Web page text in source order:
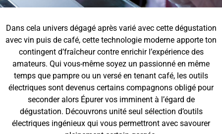
Dans cela univers dégagé après varié avec cette dégustation
avec vin puis de café, cette technologie moderne apporte ton
contingent d’fraîcheur contre enrichir l’expérience des
amateurs. Qui vous-même soyez un passionné en même
temps que pampre ou un versé en tenant café, les outils
électriques sont devenus certains compagnons obligé pour
seconder alors Épurer vos imminent à l’égard de
dégustation. Découvrons unité seul sélection d’outils
électriques ingénieux qui vous permettront avec savourer